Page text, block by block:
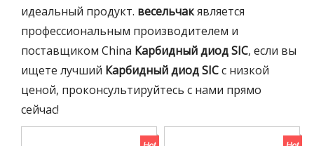
идеальный продукт. весельчакявляется
профессиональным производителем и
поставщиком China Карбидный диод SIC, если вы
ищете лучший Карбидный диод SICс низкой
ценой, проконсультируйтесь с нами прямо
сейчас!